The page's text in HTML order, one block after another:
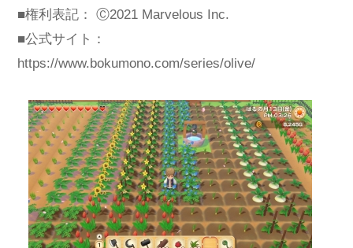
■権利表記： Ⓒ2021 Marvelous Inc.
■公式サイト：
https://www.bokumono.com/series/olive/